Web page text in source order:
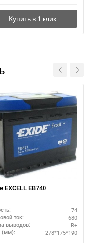
EXCELL EB740
74
ток: 680
выводов: R+
(мм): 278*175*190